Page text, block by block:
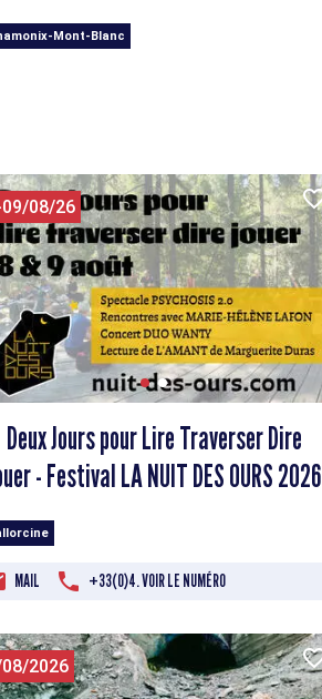
Mont-Blanc
08/26
Deux Jours pour Lire Traverser Dire
- Festival LA NUIT DES OURS 2026
MAIL +33(0)4. VOIR LE NUMÉRO
2026